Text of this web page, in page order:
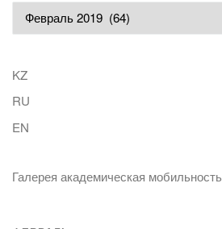
KZ
RU
EN
Галерея академическая мобильность